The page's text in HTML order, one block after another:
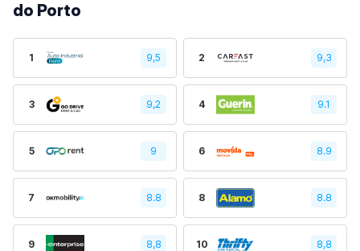
do Porto
1 9,5 2 9,3
3 9,2 4 9.1
5 9 6 8.9
7 8.8 8 8.8
9 8,8 10 8,8